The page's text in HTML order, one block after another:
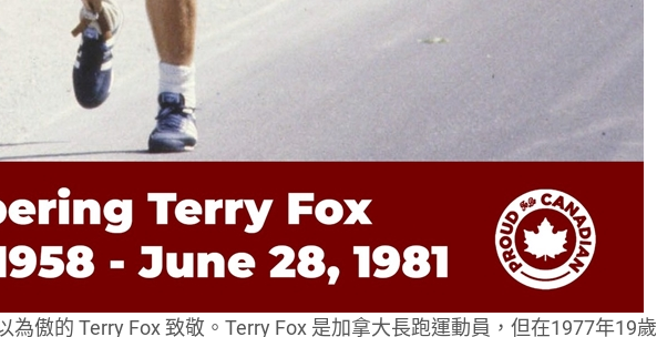
為傲的 Terry Fox 致敬。Terry Fox 是加拿大長跑運動員，但在1977年19歲